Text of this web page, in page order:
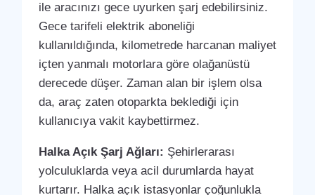
ile aracınızı gece uyurken şarj edebilirsiniz.
Gece tarifeli elektrik aboneliği
kullanıldığında, kilometrede harcanan maliyet
içten yanmalı motorlara göre olağanüstü
derecede düşer. Zaman alan bir işlem olsa
da, araç zaten otoparkta beklediği için
kullanıcıya vakit kaybettirmez.
Halka Açık Şarj Ağları: Şehirlerarası
yolculuklarda veya acil durumlarda hayat
kurtarır. Halka açık istasyonlar çoğunlukla